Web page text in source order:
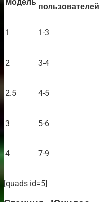
Модель пользователей
1 1-3
2 3-4
2.5 4-5
3 5-6
4 7-9
[quads id=5]